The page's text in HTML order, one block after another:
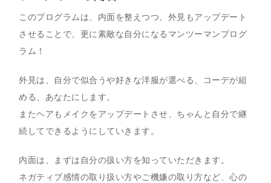
このプログラムは、 内面を整えつつ、外見もアップデート
させることで、更に素敵な自分になるマンツーマンプログ
ラム！
外見は、自分で似合うや好きな洋服が選べる、コーデが組
める、あなたにします。
またヘアもメイクをアップデートさせ、ちゃんと自分で継
続してできるようにしていきます。
内面は、まずは自分の扱い方を知っていただきます。
ネガティブ感情の取り扱い方やご機嫌の取り方など、心の